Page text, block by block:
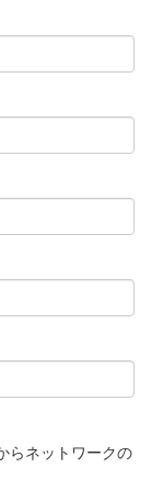
らネットワークの